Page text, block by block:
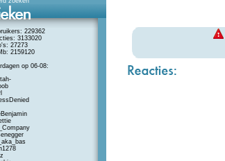
229362
3133020
27273
2159120
op 06-08: